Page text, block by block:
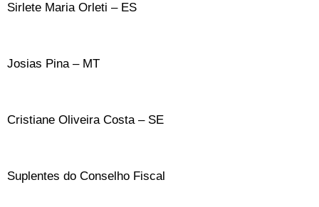
Sirlete Maria Orleti – ES
Josias Pina – MT
Cristiane Oliveira Costa – SE
Suplentes do Conselho Fiscal